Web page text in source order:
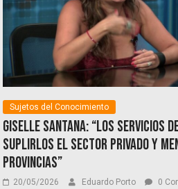
Sujetos del Conocimiento
Giselle Santana: “Los servicios
suplirlos el sector privado y
provincias”
20/05/2026 Eduardo Porto
0